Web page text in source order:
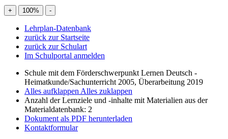
+ 100% -
Lehrplan-Datenbank
zurück zur Startseite
zurück zur Schulart
Im Schulportal anmelden
Schule mit dem Förderschwerpunkt Lernen Deutsch -
Heimatkunde/Sachunterricht 2005, Überarbeitung 2019
Alles aufklappen Alles zuklappen
Anzahl der Lernziele und -inhalte mit Materialien aus der
Materialdatenbank: 2
Dokument als PDF herunterladen
Kontaktformular